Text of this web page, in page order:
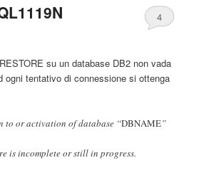
4
su un database DB2 non vada
ogni tentativo di connessione si ottenga
to or activation of database “DBNAME”
is incomplete or still in progress.